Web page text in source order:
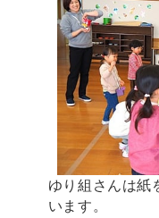
ゆり組さんは紙
います。